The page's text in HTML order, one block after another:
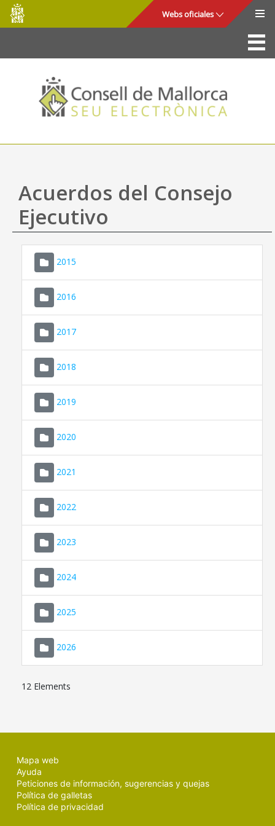
Saltar al contenido principal
Consell
de
Mallorca
Webs oficiales
La Sede
Consejo de Mallorca
Acceso y seguridad
Utilidades
Mapa web
Ayuda
Acuerdos del Consejo
Ejecutivo
2015
2016
2017
2018
2019
2020
2021
2022
2023
2024
2025
2026
12 Elements
Mapa web
Ayuda
Peticiones de información, sugerencias y quejas
Política de galletas
Política de privacidad